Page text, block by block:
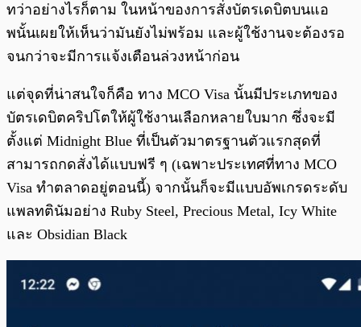
ทว่าอย่างไรก็ตาม ในหน้าของการสั่งบัตรเดบิตบนแอ
พนั้นเผยให้เห็นว่ามันยังไม่พร้อม และผู้ใช้งานจะต้องรอ
จนกว่าจะมีการแจ้งเตือนล่วงหน้าก่อน
แต่จุดที่น่าสนใจก็คือ ทาง MCO Visa นั้นมีประเภทของ
บัตรเดบิตคริปโตให้ผู้ใช้งานเลือกหลายใบมาก ซึ่งจะมี
ตั้งแต่ Midnight Blue ที่เป็นตัวมาตรฐานตัวแรกสุดที่
สามารถกดสั่งได้แบบฟรี ๆ (เฉพาะประเทศที่ทาง MCO
Visa ทำตลาดอยู่ตอนนี้) จากนั้นก็จะมีแบบอัพเกรดระดับ
แพลทตินัมอย่าง Ruby Steel, Precious Metal, Icy White
และ Obsidian Black